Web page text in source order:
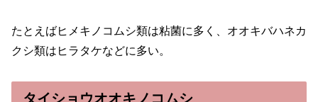
たとえばヒメキノコムシ類は粘菌に多く、オオキバハネカ
クシ類はヒラタケなどに多い。
タイショウオオキノコムシ